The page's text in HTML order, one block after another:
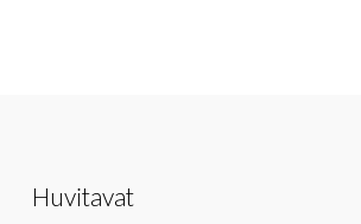
Huvitavat